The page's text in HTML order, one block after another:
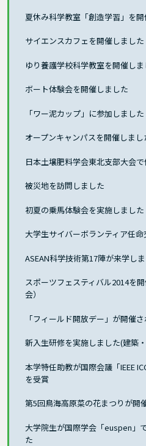
夏休み科学教室「創造学習」を
サイエンスカフェを開催しました
ゆり養護学校科学教室を開催しま
ボート体験会を開催しました
「ワー泥カップ」に参加しました
オープンキャンパスを開催しまし
日本土壌肥料学会東北支部大会
被災地を訪問しました
初夏の乗馬体験会を実施しました
大学生サイバーボランティア任
ASEAN科学技術第17陣が来学し
スポーツフェスティバル2014を
会）
「フィールド開放デー」が開催
新入生研修を実施しました(建築・
本学特任助教が国際会議「IEEE
を受賞
第5回鳥海高原菜の花まつりが開
大学院生が国際学会「euspen」
た